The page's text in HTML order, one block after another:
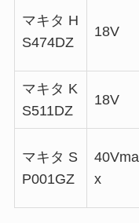
マキタ H
S474DZ
18V
マキタ K
S511DZ
18V
マキタ S
P001GZ
40Vma
x